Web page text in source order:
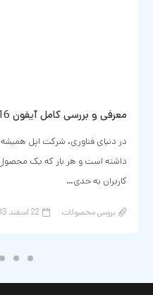
معرفی و بررسی کامل آیفون 16 پرومکس
در دنیای فناوری، شرکت اپل
داشته است و هر بار که یک
کاربران به حدی…
بررسی محصولات 22 اسفند 1403